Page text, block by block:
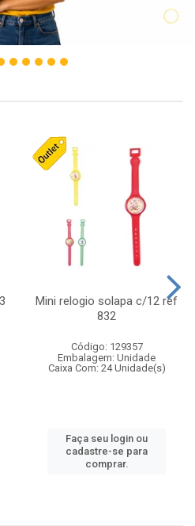
Mini relogio solapa c/12 ref
832
Código: 129357
Embalagem: Unidade
Caixa Com: 24 Unidade(s)
Faça seu login ou
cadastre-se para
comprar.